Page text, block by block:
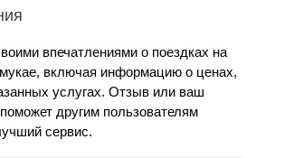
впечатлениями о поездках на
включая информацию о ценах,
услугах. Отзыв или ваш
другим пользователям
сервис.